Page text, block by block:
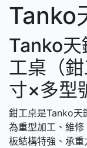
Tanko
Tanko天
工桌（
寸×多型
鉗工桌是Tanko天
為重型加工、維
板結構特強、承重